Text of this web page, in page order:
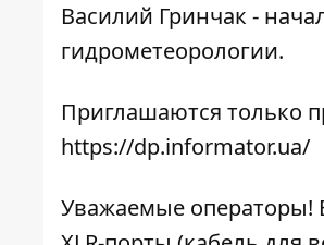
Василий Гринчак -
гидрометеорологии.
Приглашаются только
https://dp.informator.ua/
Уважаемые операторы!